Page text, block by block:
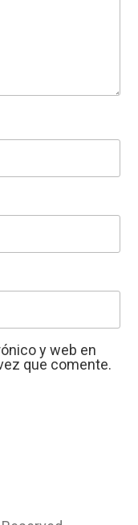
y web en
que comente.